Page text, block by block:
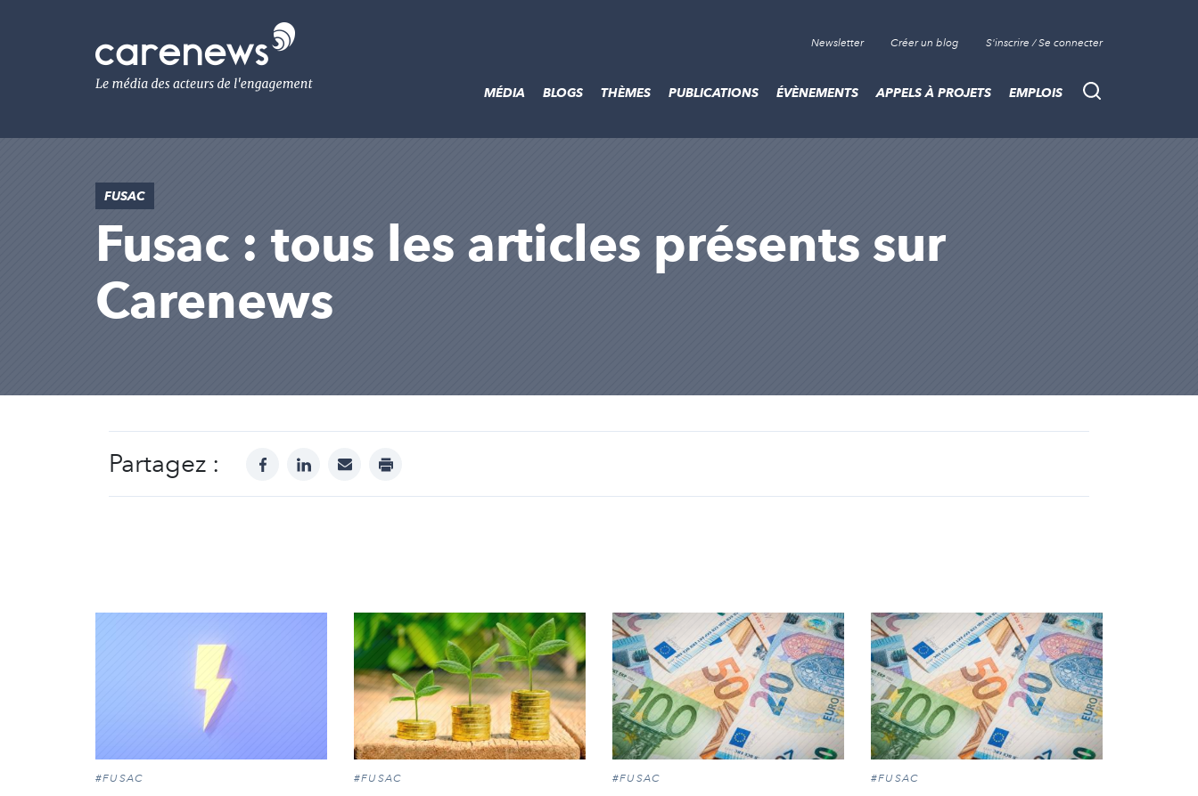
Le
média
de
Newsletter Créer un blog S'inscrire / Se connecter
Recherche
MÉDIA BLOGS THÈMES PUBLICATIONS ÉVÈNEMENTS APPELS À PROJETS EMPLOIS
FUSAC
Fusac : tous les articles présents sur
Carenews
Partagez : facebooklinkedinmail print
#FUSAC #FUSAC #FUSAC #FUSAC